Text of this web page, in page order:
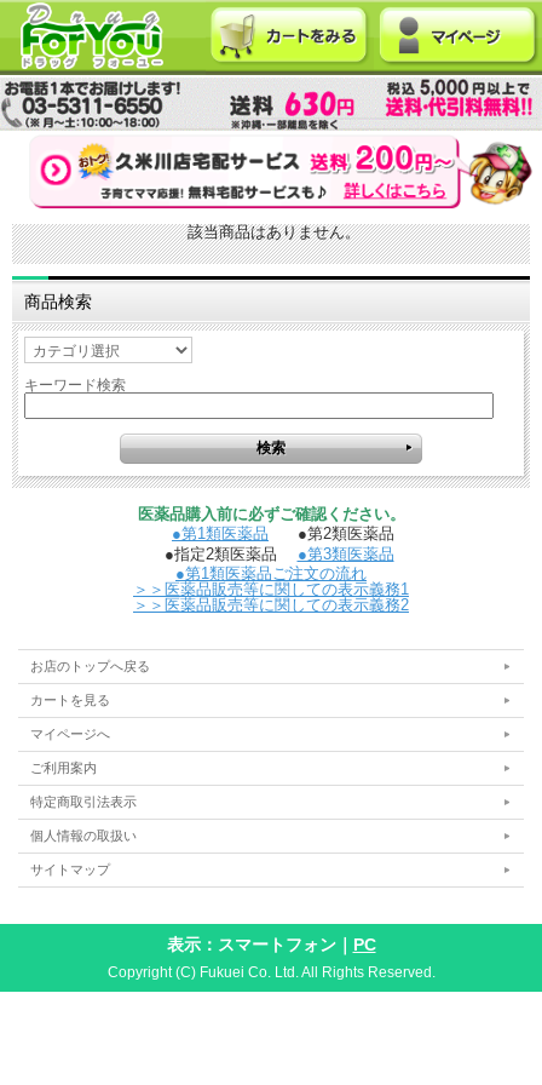
該当商品はありません。
商品検索
キーワード検索
医薬品購入前に必ずご確認ください。
●第1類医薬品
●第2類医薬品
●指定2類医薬品
●第3類医薬品
●第1類医薬品ご注文の流れ
＞＞医薬品販売等に関しての表示義務1
＞＞医薬品販売等に関しての表示義務2
お店のトップへ戻る
カートを見る
マイページへ
ご利用案内
特定商取引法表示
個人情報の取扱い
サイトマップ
表示：スマートフォン｜ PC
Copyright (C) Fukuei Co. Ltd. All Rights Reserved.